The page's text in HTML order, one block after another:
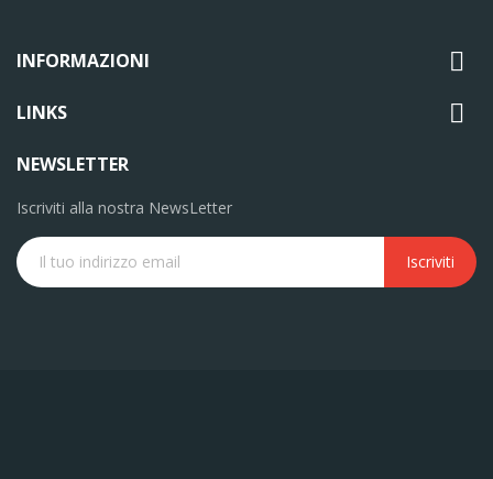
INFORMAZIONI 
LINKS 
NEWSLETTER
Iscriviti alla nostra NewsLetter
Iscriviti